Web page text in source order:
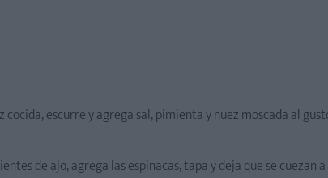
cocida, escurre y agrega sal, pimienta y nuez moscada al
de ajo, agrega las espinacas, tapa y deja que se cuezan